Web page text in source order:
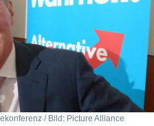
/ Bild: Picture Alliance